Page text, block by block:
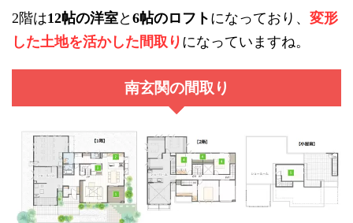
2階は12帖の洋室と 6帖のロフトになっており、 変形
した土地を活かした間取りになっていますね。
南玄関の間取り